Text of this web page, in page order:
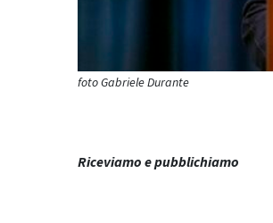
foto Gabriele Durante
Riceviamo e pubblichiamo